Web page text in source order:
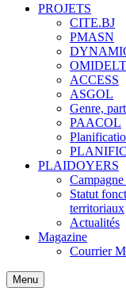
PROJETS
CITE.BJ
PMASN
ACCESS
ASGOL
Genre,
PAACOL
PLAIDOYERS
Statut
territoriaux
Actualités
Magazine
Courrier
Menu